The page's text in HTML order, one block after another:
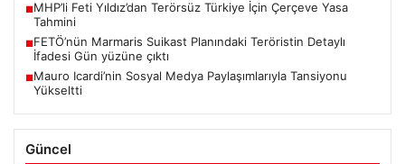
■MHP’li Feti Yıldız’dan Terörsüz Türkiye İçin Çerçeve Yasa
Tahmini
■FETÖ’nün Marmaris Suikast Planındaki Teröristin Detaylı
İfadesi Gün yüzüne çıktı
■Mauro Icardi’nin Sosyal Medya Paylaşımlarıyla Tansiyonu
Yükseltti
Güncel